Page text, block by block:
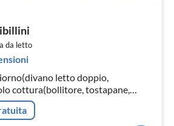
da letto
letto doppio,
cottura(bollitore, tostapane,
forno a microonde,
)